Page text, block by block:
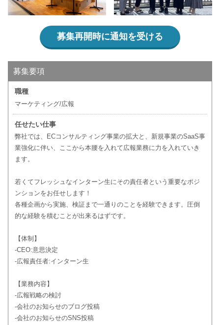
募集再開時に通知を受ける
募集要項
職種
マーケティング/広報
任せたい仕事
弊社では、ECコンサルティング事業の拡大と、新規事業のSaaS事
業強化に伴い、ここから本腰を入れて広報業務に力を入れていき
ます。
若くてフレッシュなインターン生にその責任者という重要なポジ
ンションをお任せします！
各種企画から実施、検証まで一通りのことを経験できます。圧倒
的な経験を積むことが出来るはずです。
【体制】
-CEO:意思決定
-広報責任者:インターン生
【業務内容】
-広報戦略の検討
-会社のお知らせのブログ投稿
-会社のお知らせのSNS投稿